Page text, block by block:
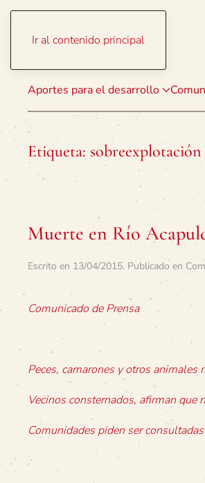
Ir al contenido principal
Aportes para el desarrollo
Etiqueta: sobreexplotación
Muerte en Río
Escrito en 13/04/2015. Publicado en
Comunicado de Prensa
Peces, camarones y otros animales
Vecinos consternados, afirman que
Comunidades piden ser